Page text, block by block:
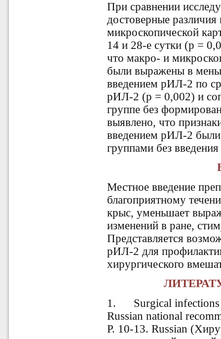
При сравнении
достоверные
микроскопической
14 и 28-е сутки (p =
что макро- и
были выражены в
введением рИЛ-2 по
рИЛ-2 (p = 0,002) и
группе без
выявлено, что
введением рИЛ-2
группами без
Местное введение
благоприятному
крыс, уменьшает
изменений в ране,
Представляется
рИЛ-2 для
хирургического
1. Surgical infections
Russian national
P. 10-13. Russian